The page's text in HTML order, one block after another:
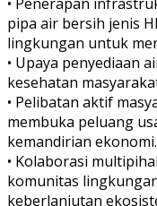
pipa air bersih jenis
lingkungan untuk
• Upaya penyediaan
kesehatan
• Pelibatan aktif
membuka peluang
kemandirian ekonomi.
• Kolaborasi
komunitas
keberlanjutan